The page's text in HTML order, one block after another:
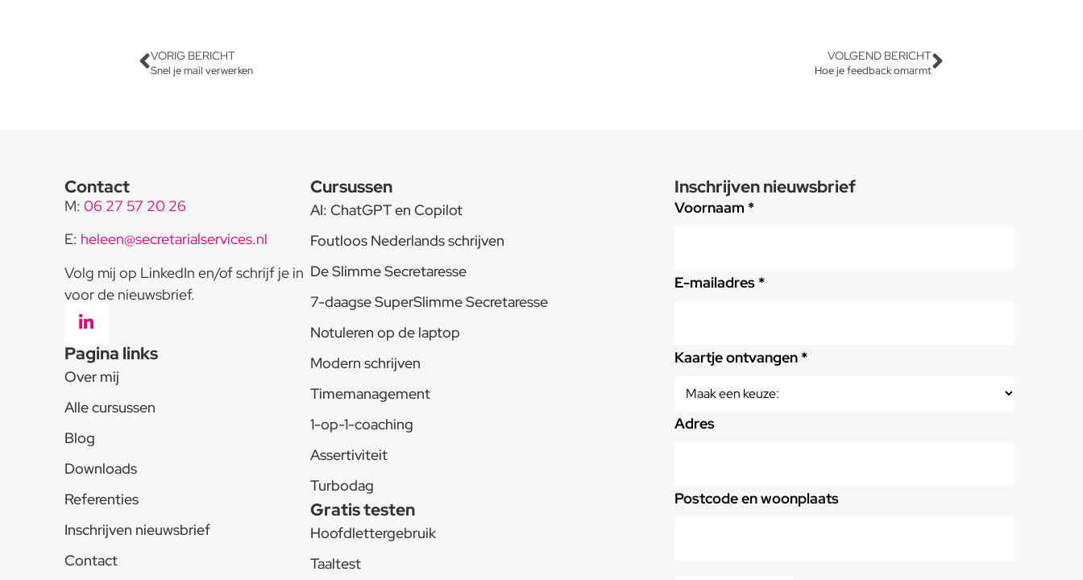
VORIG BERICHT
Snel je mail verwerken
VOLGEND BERICHT
Hoe je feedback omarmt
Contact
M: 06 27 57 20 26
E: heleen@secretarialservices.nl
Volg mij op LinkedIn en/of schrijf je in
voor de nieuwsbrief.
Pagina links
Over mij
Alle cursussen
Blog
Downloads
Referenties
Inschrijven nieuwsbrief
Contact
Cursussen
AI: ChatGPT en Copilot
Foutloos Nederlands schrijven
De Slimme Secretaresse
7-daagse SuperSlimme Secretaresse
Notuleren op de laptop
Modern schrijven
Timemanagement
1-op-1-coaching
Assertiviteit
Turbodag
Gratis testen
Hoofdlettergebruik
Taaltest
Inschrijven nieuwsbrief
Voornaam *
E-mailadres *
Kaartje ontvangen *
Adres
Postcode en woonplaats